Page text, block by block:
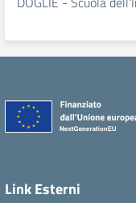
Link Esterni